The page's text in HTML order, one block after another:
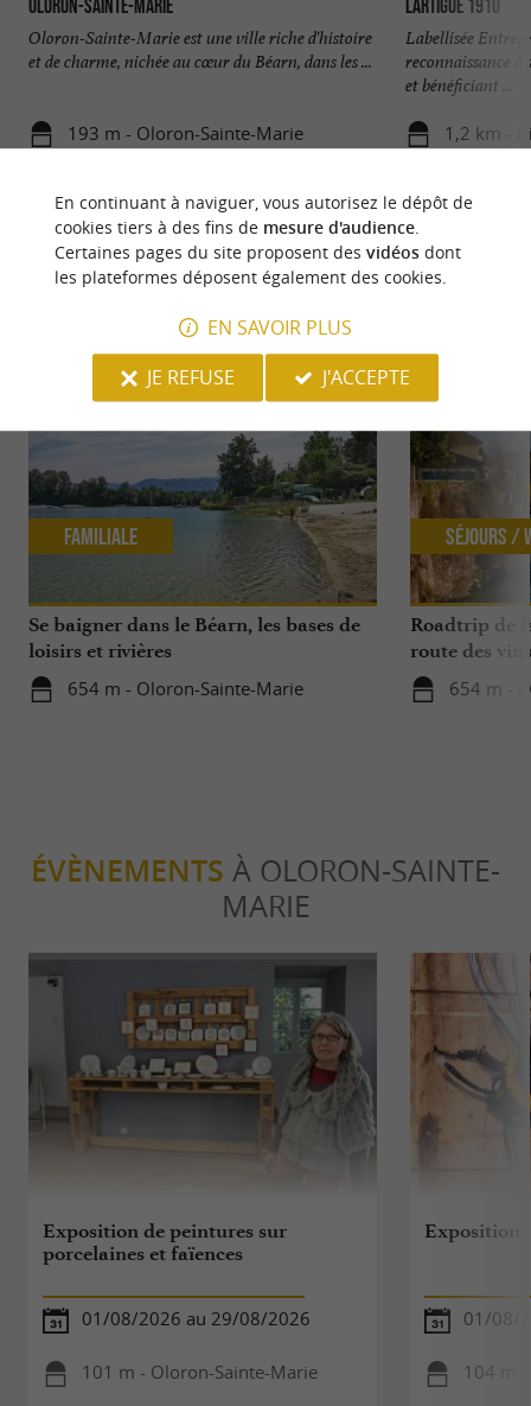
Oloron-Sainte-Marie
Oloron-Sainte-Marie est une ville riche d'histoire
et de charme, nichée au cœur du Béarn, dans les ...
193 m - Oloron-Sainte-Marie
Lartigue 1910
Labellisée
reconnaissance
et bénéficiant ...
1,2 km -
NOUS AVONS TESTÉPOUR VOUS
Se baigner dans le Béarn, les bases de
loisirs et rivières
654 m - Oloron-Sainte-Marie
Familiale
Roadtrip de
route des
654 m -
Séjours /
ÉVÈNEMENTS À OLORON-SAINTE-
MARIE
Exposition de peintures sur
porcelaines et faïences
01/08/2026 au 29/08/2026
101 m - Oloron-Sainte-Marie
Exposition
01/08/
104 m
En continuant à naviguer, vous autorisez le dépôt de
cookies tiers à des fins de mesure d'audience.
Certaines pages du site proposent des vidéosdont
les plateformes déposent également des cookies.
EN SAVOIR PLUS
JE REFUSE
J'ACCEPTE